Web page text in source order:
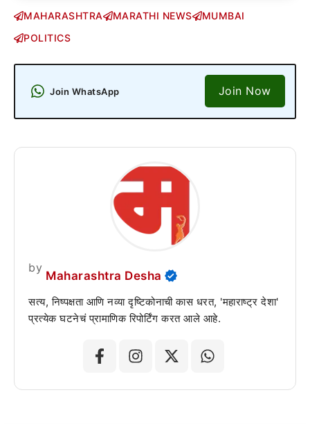
MAHARASHTRA MARATHI NEWS
MUMBAI
POLITICS
Join WhatsApp Join Now
by
Maharashtra Desha
सत्य, निष्पक्षता आणि नव्या दृष्टिकोनाची कास धरत, 'महाराष्ट्र देशा'
प्रत्येक घटनेचं प्रामाणिक रिपोर्टिंग करत आले आहे.